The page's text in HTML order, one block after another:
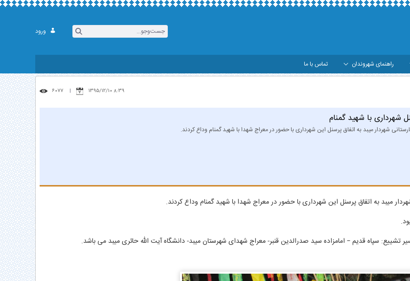
ورود
راهنمای شهروندان تماس با ما
8:39 1395/12/10
6077
شهرداری با شهید گمنام
شهردار میبد به اتفاق پرسنل این شهرداری با حضور در معراج شهدا با شهید گمنام وداع کردند.
میبد به اتفاق پرسنل این شهرداری با حضور در معراج شهدا با شهید گمنام وداع کردند.